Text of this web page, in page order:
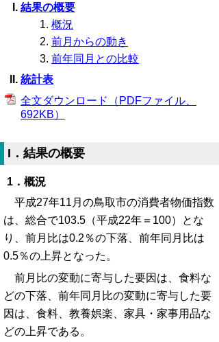
結果の概要
概況
前月からの動き
前年同月との比較
統計表
全文ダウンロード（PDFファイル、
692KB）
I．結果の概要
1．概況
平成27年11月の鳥取市の消費者物価指数
は、総合で103.5（平成22年＝100）とな
り、前月比は0.2％の下落、前年同月比は
0.5％の上昇となった。
前月比の変動に寄与した要因は、食料な
どの下落、前年同月比の変動に寄与した要
因は、食料、教養娯楽、家具・家事用品な
どの上昇である。